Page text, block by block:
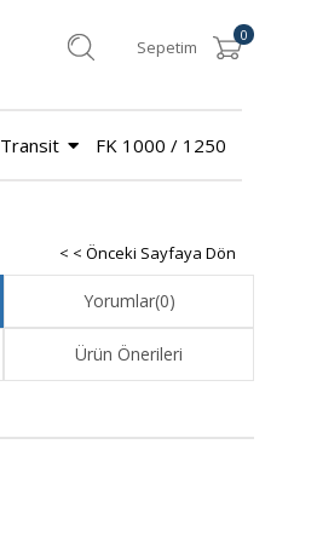
Sepetim
0
Transit FK 1000 / 1250
< < Önceki Sayfaya Dön
Yorumlar(0)
Ürün Önerileri